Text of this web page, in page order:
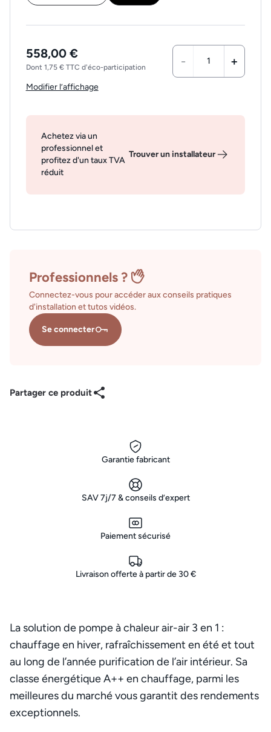
558,00 €
Dont 1,75 € TTC d'éco-participation - +
Modifier l’affichage
Achetez via un
professionnel et
profitez d'un taux TVA
réduit
Trouver un installateur
Professionnels ?
Connectez-vous pour accéder aux conseils pratiques
d'installation et tutos vidéos.
Se connecter
Partager ce produit
Garantie fabricant
SAV 7j/7 & conseils d’expert
Paiement sécurisé
Livraison offerte à partir de 30 €
La solution de pompe à chaleur air-air 3 en 1 :
chauffage en hiver, rafraîchissement en été et tout
au long de l’année purification de l’air intérieur. Sa
classe énergétique A++ en chauffage, parmi les
meilleures du marché vous garantit des rendements
exceptionnels.